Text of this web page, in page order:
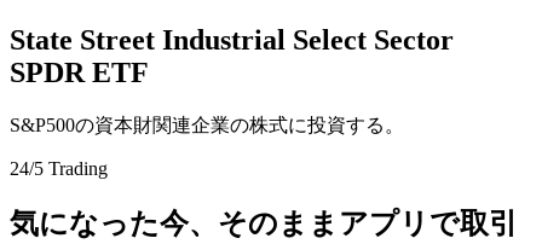
State Street Industrial Select Sector
SPDR ETF
S&P500の資本財関連企業の株式に投資する。
24/5 Trading
気になった今、そのままアプリで取引